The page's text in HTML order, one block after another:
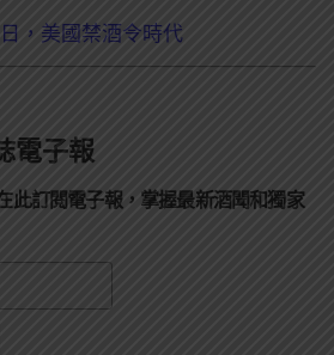
，美國禁酒令時代
電子報
此訂閱電子報，掌握最新酒聞和獨家